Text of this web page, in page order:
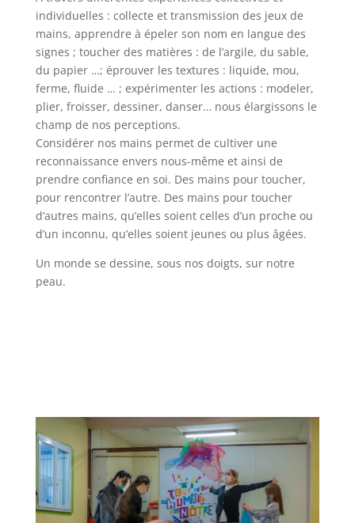
individuelles : collecte et transmission des jeux de
mains, apprendre à épeler son nom en langue des
signes ; toucher des matières : de l’argile, du sable,
du papier …; éprouver les textures : liquide, mou,
ferme, fluide … ; expérimenter les actions : modeler,
plier, froisser, dessiner, danser… nous élargissons le
champ de nos perceptions.
Considérer nos mains permet de cultiver une
reconnaissance envers nous-même et ainsi de
prendre confiance en soi. Des mains pour toucher,
pour rencontrer l’autre. Des mains pour toucher
d’autres mains, qu’elles soient celles d’un proche ou
d’un inconnu, qu’elles soient jeunes ou plus âgées.
Un monde se dessine, sous nos doigts, sur notre
peau.